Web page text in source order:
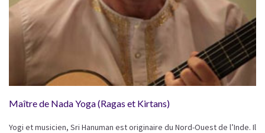
Maître de Nada Yoga (Ragas et Kirtans)
Yogi et musicien, Sri Hanuman est originaire du Nord-Ouest de l’Inde. Il